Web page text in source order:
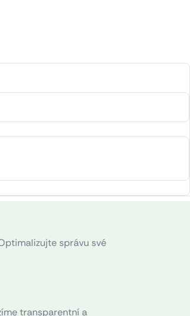
správu své
transparentní a